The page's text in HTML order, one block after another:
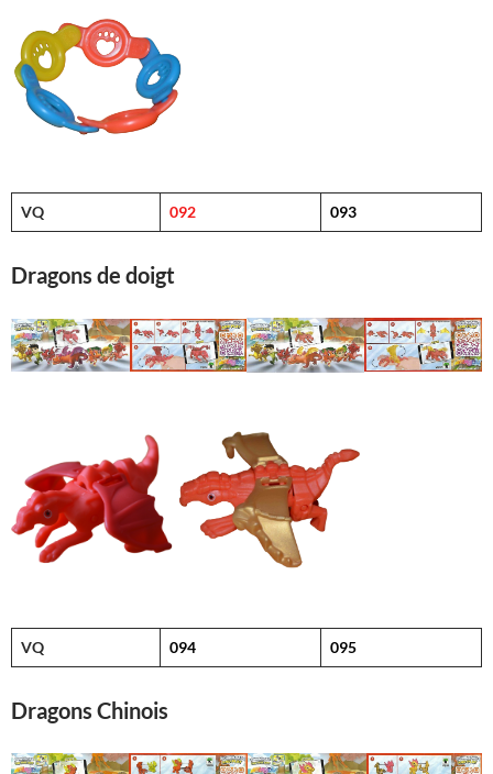
VQ 092 093
Dragons de doigt
VQ 094 095
Dragons Chinois